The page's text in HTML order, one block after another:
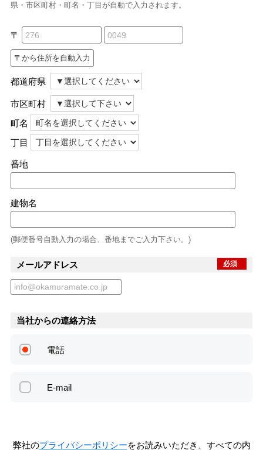
県・市区町村・町名・丁目が自動で入力されます。
〒
都道府県
市区町村
町名
丁目
番地
建物名
(郵便番号自動入力の場合、番地までご入力下さい。)
メールアドレス 必須
当社からの連絡方法
電話
E-mail
弊社のプライバシーポリシーをお読みいただき、すべての内